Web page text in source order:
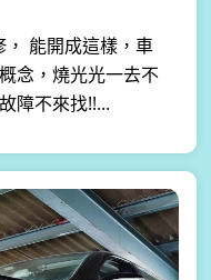
， 能開成這樣，車
念，燒光光一去不
障不來找!!...